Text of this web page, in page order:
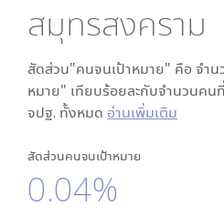
สมุทรสงคราม
สัดส่วน"คนจนเป้าหมาย" คือ จำน
หมาย" เทียบร้อยละกับจำนวนคน
จปฐ. ทั้งหมด อ่านเพิ่มเติม
สัดส่วนคนจนเป้าหมาย
0.04%